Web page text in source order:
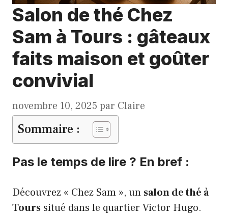
Salon de thé Chez
Sam à Tours : gâteaux
faits maison et goûter
convivial
novembre 10, 2025 par Claire
Sommaire :
Pas le temps de lire ? En bref :
Découvrez « Chez Sam », un salon de thé à
Tours situé dans le quartier Victor Hugo.